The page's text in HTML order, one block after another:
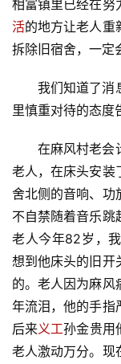
相富镇里已经在努
活的地方让老人重
拆除旧宿舍，一定
我们知道了消
里慎重对待的态度
在麻风村老会
老人，在床头安装
舍北侧的音响、功
不自禁随着音乐跳
老人今年82岁，
想到他床头的旧开
的。老人因为麻风
年流泪，他的手指
后来义工孙金贵用
老人激动万分。现